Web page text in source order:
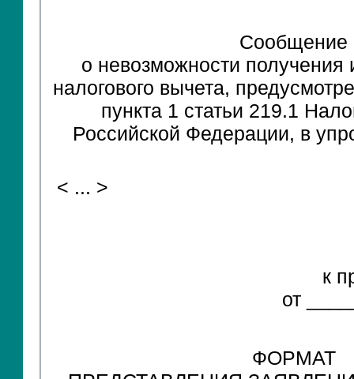
Сообщение
о невозможности получения
налогового вычета,
пункта 1 статьи 219.1
Российской Федерации, в
< ... >
к
от
ФОРМАТ